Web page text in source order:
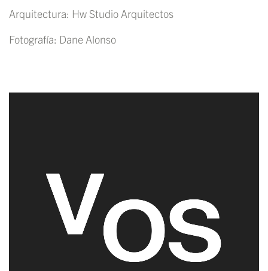
Arquitectura: Hw Studio Arquitectos
Fotografía: Dane Alonso